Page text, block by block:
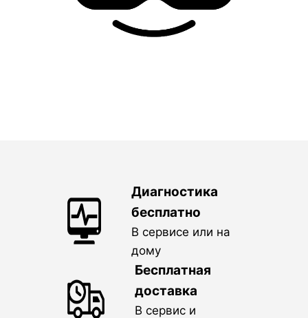
Диагностика
бесплатно
В сервисе или на
дому
Бесплатная
доставка
В сервис и